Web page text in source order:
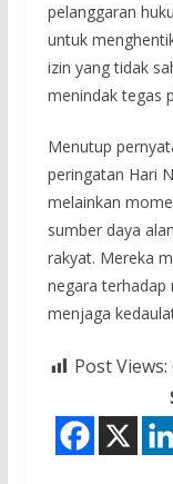
pelanggaran
untuk
izin yang tidak
menindak tegas
Menutup
peringatan Hari
melainkan
sumber daya
rakyat. Mereka
negara terhadap
menjaga
Post Views: